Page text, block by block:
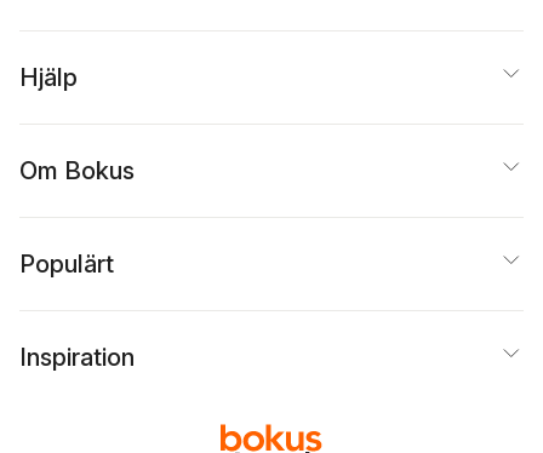
Hjälp
Om Bokus
Populärt
Inspiration